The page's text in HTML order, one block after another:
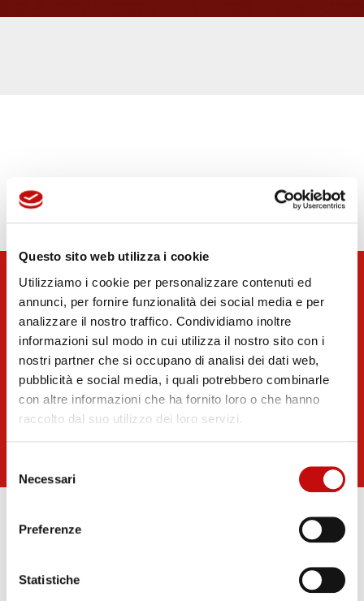
Questo sito web utilizza i cookie
Utilizziamo i cookie per personalizzare contenuti ed
annunci, per fornire funzionalità dei social media e per
analizzare il nostro traffico. Condividiamo inoltre
informazioni sul modo in cui utilizza il nostro sito con i
nostri partner che si occupano di analisi dei dati web,
pubblicità e social media, i quali potrebbero combinarle
con altre informazioni che ha fornito loro o che hanno
raccolto dal suo utilizzo dei loro servizi.
delNecessari
Preferenze
Statistiche
Stay Tuned!
Stay up to date with the latest FD Industrial news
Subscribe to Newsletter!